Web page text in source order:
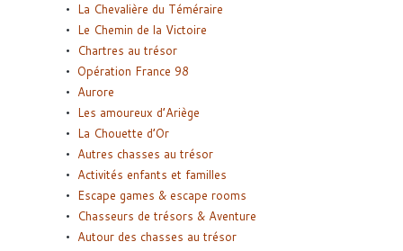
La Chevalière du Téméraire
Le Chemin de la Victoire
Chartres au trésor
Opération France 98
Aurore
Les amoureux d’Ariège
La Chouette d’Or
Autres chasses au trésor
Activités enfants et familles
Escape games & escape rooms
Chasseurs de trésors & Aventure
Autour des chasses au trésor